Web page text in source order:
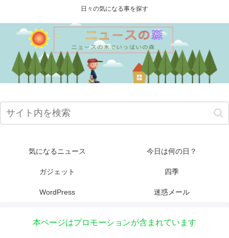
日々の気になる事を探す
気になるニュース 今日は何の日？
ガジェット 四季
WordPress 迷惑メール
本ページはプロモーションが含まれています